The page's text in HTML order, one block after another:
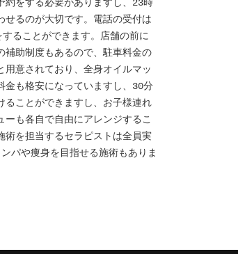
約をする必要がありますし、23時
せるのが大切です。電話の受付は
ることができます。店舗の前に
補助制度もあるので、駐車料金の
意されており、全身オイルマッ
金も格安になっていますし、30分
ることができますし、お子様連れ
も各自で自由にアレンジするこ
術を担当するセラピストは全員実
パや痩身を目指せる施術もありま